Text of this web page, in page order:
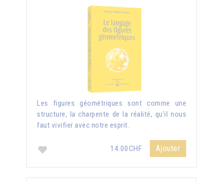
Les figures géométriques sont comme une
structure, la charpente de la réalité, qu'il nous
faut vivifier avec notre esprit.
14.00CHF Ajouter